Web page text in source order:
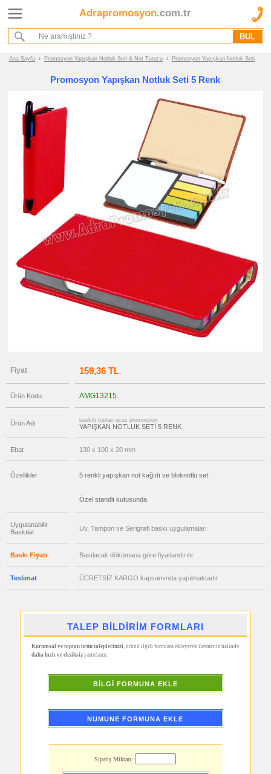
Adrapromosyon.com.tr
Ana Sayfa › Promosyon Yapışkan Notluk Seti & Not Tutucu › Promosyon Yapışkan Notluk Seti
Promosyon Yapışkan Notluk Seti 5 Renk
Fiyat 159,36 TL
Ürün Kodu AMG13215
Ürün Adı baskılı toptan ucuz promosyon
YAPIŞKAN NOTLUK SETİ 5 RENK
Ebat 130 x 100 x 20 mm
Özellikler 5 renkli yapışkan not kağıdı ve bloknotlu set.
Özel standlı kutusunda
Uygulanabilir
Baskılar
Uv, Tampon ve Serigrafi baskı uygulamaları
Baskı Fiyatı Basılacak dökümana göre fiyatlandırılır
Teslimat ÜCRETSİZ KARGO kapsamında yapılmaktadır
TALEP BİLDİRİM FORMLARI
Kurumsal ve toptan ürün taleplerinizi, ürünü ilgili formlara ekleyerek iletmeniz halinde
daha hızlı ve eksiksizyanıtlanır.
BİLGİ FORMUNA EKLE
NUMUNE FORMUNA EKLE
Sipariş Miktarı:
Ana Sayfa
Hakkımızda
Kurumsal Hizmet Akışımız
Promosyon
Ürünleri
promosyon
promosyon
Yapışkan
Notluk
promosyon
Not
Tüm
Ürünleri
Gör
→
Geri
Ürünler
promosyon
Makinesi
Manikür
Seti
Şerit
Mezura
promosyon
Çakmak
&
promosyon
Çanta
Kablosu